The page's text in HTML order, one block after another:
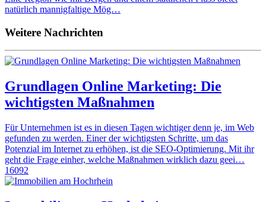
natürlich mannigfaltige Mög…
Weitere Nachrichten
Grundlagen Online Marketing: Die
wichtigsten Maßnahmen
Für Unternehmen ist es in diesen Tagen wichtiger denn je, im Web
gefunden zu werden. Einer der wichtigsten Schritte, um das
Potenzial im Internet zu erhöhen, ist die SEO-Optimierung. Mit ihr
geht die Frage einher, welche Maßnahmen wirklich dazu geei…
16092